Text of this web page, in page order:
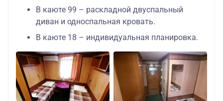
В каюте 99 – раскладной двуспальный
диван и односпальная кровать.
В каюте 18 – индивидуальная планировка.